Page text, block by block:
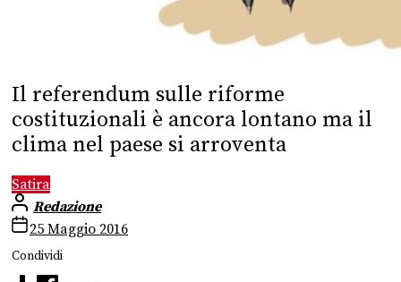
Il referendum sulle riforme
costituzionali è ancora lontano ma il
clima nel paese si arroventa
Satira
Redazione
25 Maggio 2016
Condividi